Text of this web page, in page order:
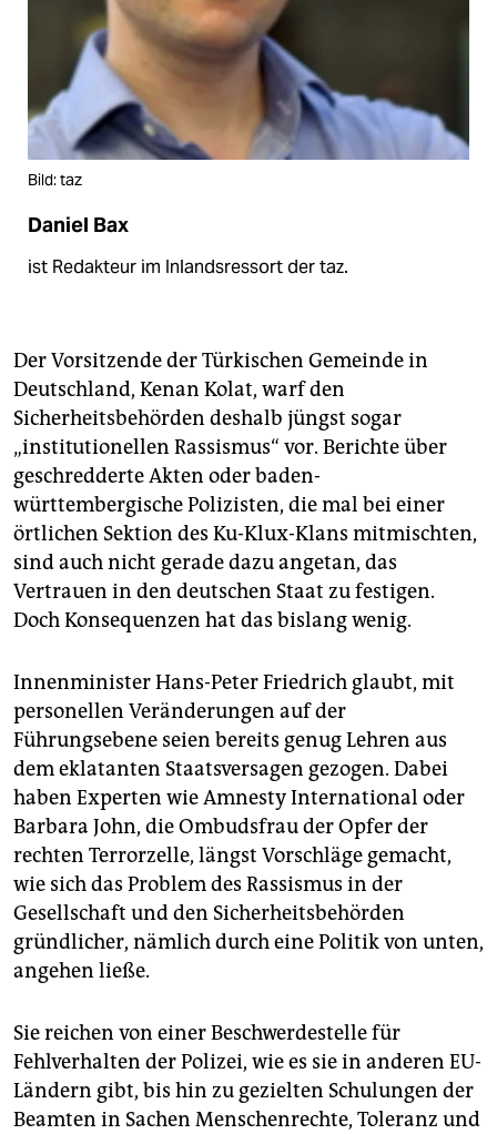
Bild: taz
Daniel Bax
ist Redakteur im Inlandsressort der taz.
Der Vorsitzende der Türkischen Gemeinde in
Deutschland, Kenan Kolat, warf den
Sicherheitsbehörden deshalb jüngst sogar
„institutionellen Rassismus“ vor. Berichte über
geschredderte Akten oder baden-
württembergische Polizisten, die mal bei einer
örtlichen Sektion des Ku-Klux-Klans mitmischten,
sind auch nicht gerade dazu angetan, das
Vertrauen in den deutschen Staat zu festigen.
Doch Konsequenzen hat das bislang wenig.
Innenminister Hans-Peter Friedrich glaubt, mit
personellen Veränderungen auf der
Führungsebene seien bereits genug Lehren aus
dem eklatanten Staatsversagen gezogen. Dabei
haben Experten wie Amnesty International oder
Barbara John, die Ombudsfrau der Opfer der
rechten Terrorzelle, längst Vorschläge gemacht,
wie sich das Problem des Rassismus in der
Gesellschaft und den Sicherheitsbehörden
gründlicher, nämlich durch eine Politik von unten,
angehen ließe.
Sie reichen von einer Beschwerdestelle für
Fehlverhalten der Polizei, wie es sie in anderen EU-
Ländern gibt, bis hin zu gezielten Schulungen der
Beamten in Sachen Menschenrechte, Toleranz und